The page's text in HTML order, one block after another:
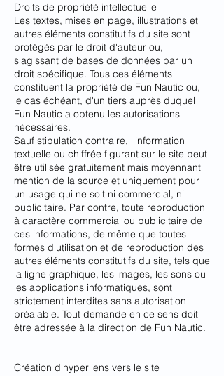
Droits de propriété intellectuelle
Les textes, mises en page, illustrations et
autres éléments constitutifs du site sont
protégés par le droit d'auteur ou,
s'agissant de bases de données par un
droit spécifique. Tous ces éléments
constituent la propriété de Fun Nautic ou,
le cas échéant, d'un tiers auprès duquel
Fun Nautic a obtenu les autorisations
nécessaires.
Sauf stipulation contraire, l'information
textuelle ou chiffrée figurant sur le site peut
être utilisée gratuitement mais moyennant
mention de la source et uniquement pour
un usage qui ne soit ni commercial, ni
publicitaire. Par contre, toute reproduction
à caractère commercial ou publicitaire de
ces informations, de même que toutes
formes d'utilisation et de reproduction des
autres éléments constitutifs du site, tels que
la ligne graphique, les images, les sons ou
les applications informatiques, sont
strictement interdites sans autorisation
préalable. Tout demande en ce sens doit
être adressée à la direction de Fun Nautic.
Création d'hyperliens vers le site